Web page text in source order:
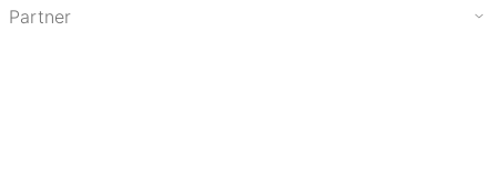
Partner